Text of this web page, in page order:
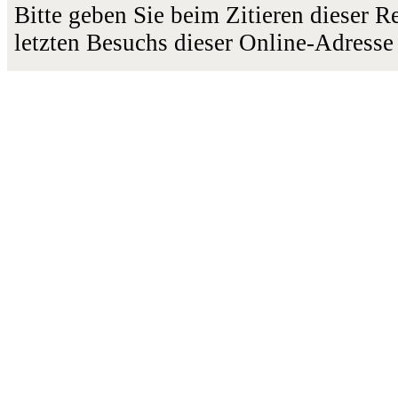
Bitte geben Sie beim Zitieren dieser
letzten Besuchs dieser Online-Adresse